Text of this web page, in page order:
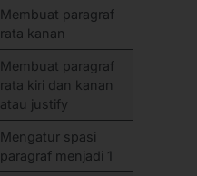
Membuat paragraf
rata kanan
Membuat paragraf
rata kiri dan kanan
atau justify
Mengatur spasi
paragraf menjadi 1